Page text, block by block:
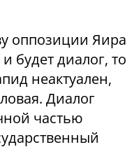
оппозиции Яира
будет диалог, то
неактуален,
Диалог
частью